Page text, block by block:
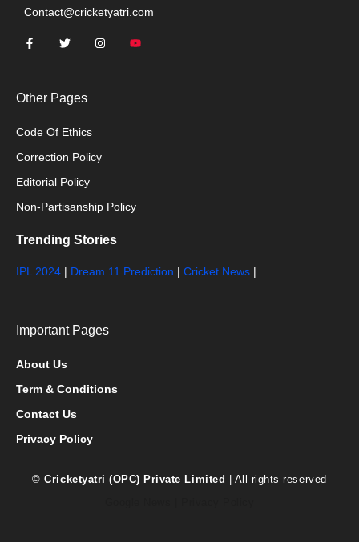
Contact@cricketyatri.com
Other Pages
Code Of Ethics
Correction Policy
Editorial Policy
Non-Partisanship Policy
Trending Stories
IPL 2024 | Dream 11 Prediction | Cricket News |
Important Pages
About Us
Term & Conditions
Contact Us
Privacy Policy
©Cricketyatri (OPC) Private Limited
| All rights reserved